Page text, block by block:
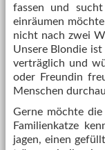
fassen und
einräumen
nicht nach zwei
Unsere Blondie ist
verträglich und
oder Freundin
Menschen
Gerne möchte
Familienkatze
jagen, einen